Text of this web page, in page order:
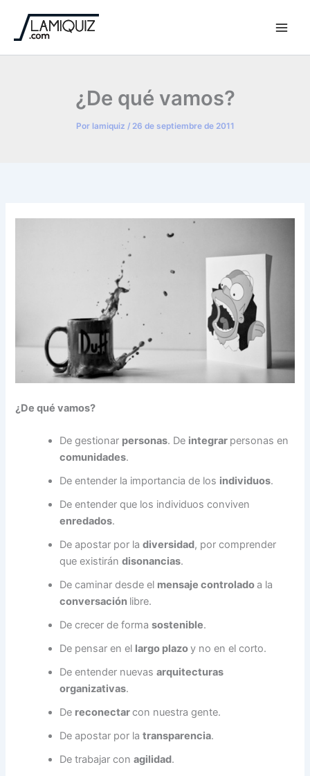
contenido
¿De qué vamos?
Por lamiquiz / 26 de septiembre de 2011
¿De qué vamos?
De gestionar personas. De integrar personas en
comunidades.
De entender la importancia de los individuos.
De entender que los individuos conviven
enredados.
De apostar por ladiversidad, por comprender
que existirándisonancias.
De caminar desde el mensaje controladoa la
conversación libre.
De crecer de formasostenible.
De pensar en el largo plazoy no en el corto.
De entender nuevasarquitecturas
organizativas.
De reconectarcon nuestra gente.
De apostar por latransparencia.
De trabajar conagilidad.